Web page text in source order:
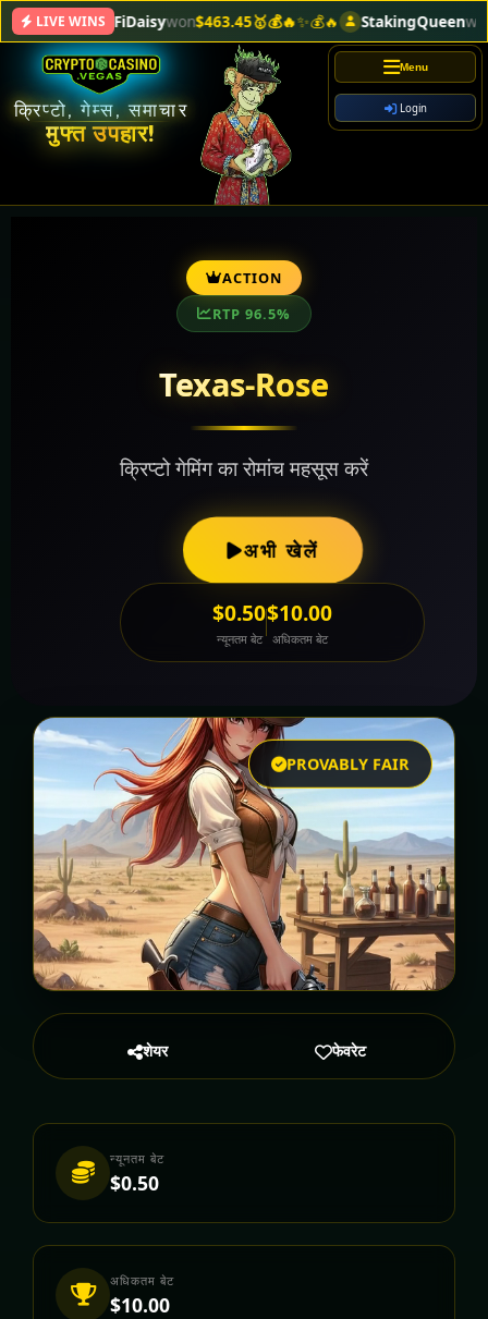
LIVE WINSDeFiDaisywon$463.45🥇💰🔥✨💰🔥 StakingQueenwon
क्रिप्टो, गेम्स, समाचार
मुफ्त उपहार!
Menu
Login
ACTION
RTP 96.5%
Texas-Rose
क्रिप्टो गेमिंग का रोमांच महसूस करें
अभी खेलें
$0.50
न्यूनतम बेट
$10.00
अधिकतम बेट
PROVABLY FAIR
शेयर फेवरेट
न्यूनतम बेट
$0.50
अधिकतम बेट
$10.00